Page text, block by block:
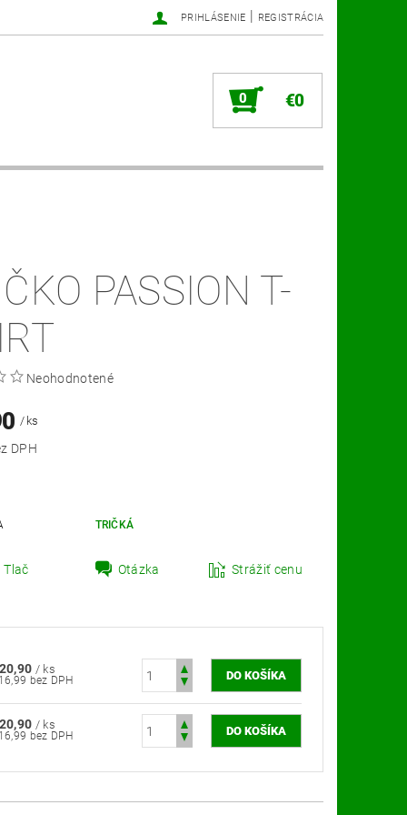
PRIHLÁSENIE | REGISTRÁCIA
0 €0
PASSION T-
Neohodnotené
/ ks
bez DPH
TRIČKÁ
Tlač Otázka Strážiť cenu
/ ks
€16,99 bez DPH
/ ks
€16,99 bez DPH